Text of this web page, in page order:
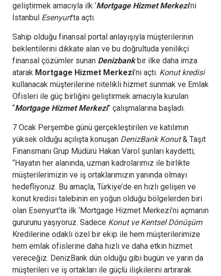
geliştirmek amacıyla ilk ‘Mortgage Hizmet Merkezi’ni
İstanbul Esenyurt’ta açtı.
Sahip olduğu finansal portal anlayışıyla müşterilerinin
beklentilerini dikkate alan ve bu doğrultuda yenilikçi
finansal çözümler sunan Denizbankbir ilke daha imza
atarak Mortgage Hizmet Merkezi’ni açtı. Konut kredisi
kullanacak müşterilerine nitelikli hizmet sunmak ve Emlak
Ofisleri ile güç birliğini geliştirmek amacıyla kurulan
“Mortgage Hizmet Merkezi” çalışmalarına başladı.
7 Ocak Perşembe günü gerçekleştirilen ve katılımın
yüksek olduğu açılışta konuşan DenizBank Konut& Taşıt
Finansmanı Grup Müdürü Hakan Varol şunları kaydetti;
“Hayatın her alanında, uzman kadrolarımız ile birlikte
müşterilerimizin ve iş ortaklarımızın yanında olmayı
hedefliyoruz. Bu amaçla, Türkiye’de en hızlı gelişen ve
konut kredisi talebinin en yoğun olduğu bölgelerden biri
olan Esenyurt’ta ilk ‘Mortgage Hizmet Merkezi’ni açmanın
gururunu yaşıyoruz. Sadece Konut ve Kentsel Dönüşüm
Kredilerine odaklı özel bir ekip ile hem müşterilerimize
hem emlak ofislerine daha hızlı ve daha etkin hizmet
vereceğiz. DenizBank dün olduğu gibi bugün ve yarın da
müşterileri ve iş ortakları ile güçlü ilişkilerini artırarak